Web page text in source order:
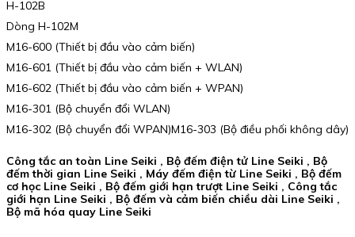
H-102B
Dòng H-102M
M16-600 (Thiết bị đầu vào cảm biến)
M16-601 (Thiết bị đầu vào cảm biến + WLAN)
M16-602 (Thiết bị đầu vào cảm biến + WPAN)
M16-301 (Bộ chuyển đổi WLAN)
M16-302 (Bộ chuyển đổi WPAN)M16-303 (Bộ điều phối không dây)
Công tắc an toàn Line Seiki , Bộ đếm điện tử Line Seiki , Bộ
đếm thời gian Line Seiki , Máy đếm điện từ Line Seiki , Bộ đếm
cơ học Line Seiki , Bộ đếm giới hạn trượt Line Seiki , Công tắc
giới hạn Line Seiki , Bộ đếm và cảm biến chiều dài Line Seiki ,
Bộ mã hóa quay Line Seiki